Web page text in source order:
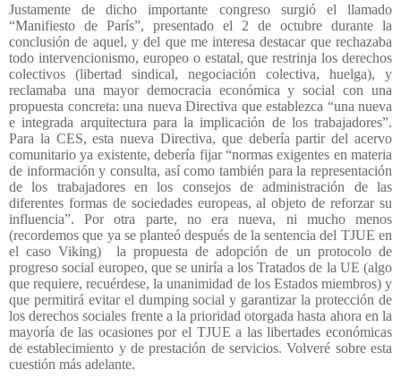
Justamente de dicho importante congreso surgió el llamado
“Manifiesto de París”, presentado el 2 de octubre durante la
conclusión de aquel, y del que me interesa destacar que rechazaba
todo intervencionismo, europeo o estatal, que restrinja los derechos
colectivos (libertad sindical, negociación colectiva, huelga), y
reclamaba una mayor democracia económica y social con una
propuesta concreta: una nueva Directiva que establezca “una nueva
e integrada arquitectura para la implicación de los trabajadores”.
Para la CES, esta nueva Directiva, que debería partir del acervo
comunitario ya existente, debería fijar “normas exigentes en materia
de información y consulta, así como también para la representación
de los trabajadores en los consejos de administración de las
diferentes formas de sociedades europeas, al objeto de reforzar su
influencia”. Por otra parte, no era nueva, ni mucho menos
(recordemos que ya se planteó después de la sentencia del TJUE en
el caso Viking)
la propuesta de adopción de un protocolo de
progreso social europeo, que se uniría a los Tratados de la UE (algo
que requiere, recuérdese, la unanimidad de los Estados miembros) y
que permitirá evitar el dumping social y garantizar la protección de
los derechos sociales frente a la prioridad otorgada hasta ahora en la
mayoría de las ocasiones por el TJUE a las libertades económicas
de establecimiento y de prestación de servicios. Volveré sobre esta
cuestión más adelante.